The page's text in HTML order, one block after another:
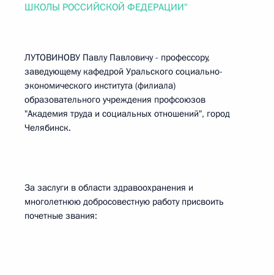
ШКОЛЫ РОССИЙСКОЙ ФЕДЕРАЦИИ"
ЛУТОВИНОВУ Павлу Павловичу - профессору,
заведующему кафедрой Уральского социально-
экономического института (филиала)
образовательного учреждения профсоюзов
"Академия труда и социальных отношений", город
Челябинск.
За заслуги в области здравоохранения и
многолетнюю добросовестную работу присвоить
почетные звания: